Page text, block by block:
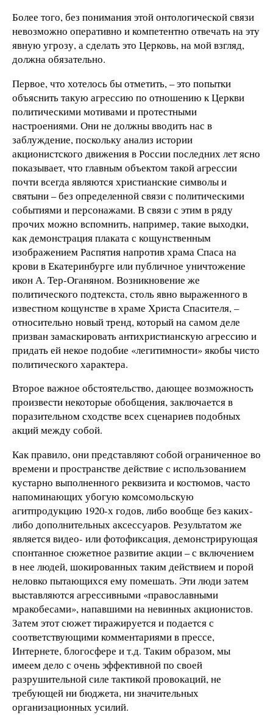
Более того, без понимания этой онтологической связи
невозможно оперативно и компетентно отвечать на эту
явную угрозу, а сделать это Церковь, на мой взгляд,
должна обязательно.
Первое, что хотелось бы отметить, – это попытки
объяснить такую агрессию по отношению к Церкви
политическими мотивами и протестными
настроениями. Они не должны вводить нас в
заблуждение, поскольку анализ истории
акционистского движения в России последних лет ясно
показывает, что главным объектом такой агрессии
почти всегда являются христианские символы и
святыни – без определенной связи с политическими
событиями и персонажами. В связи с этим в ряду
прочих можно вспомнить, например, такие выходки,
как демонстрация плаката с кощунственным
изображением Распятия напротив храма Спаса на
крови в Екатеринбурге или публичное уничтожение
икон А. Тер-Оганяном. Возникновение же
политического подтекста, столь явно выраженного в
известном кощунстве в храме Христа Спасителя, –
относительно новый тренд, который на самом деле
призван замаскировать антихристианскую агрессию и
придать ей некое подобие «легитимности» якобы чисто
политического характера.
Второе важное обстоятельство, дающее возможность
произвести некоторые обобщения, заключается в
поразительном сходстве всех сценариев подобных
акций между собой.
Как правило, они представляют собой ограниченное во
времени и пространстве действие с использованием
кустарно выполненного реквизита и костюмов, часто
напоминающих убогую комсомольскую
агитпродукцию 1920-х годов, либо вообще без каких-
либо дополнительных аксессуаров. Результатом же
является видео- или фотофиксация, демонстрирующая
спонтанное сюжетное развитие акции – с включением
в нее людей, шокированных таким действием и порой
неловко пытающихся ему помешать. Эти люди затем
выставляются агрессивными «православными
мракобесами», напавшими на невинных акционистов.
Затем этот сюжет тиражируется и подается с
соответствующими комментариями в прессе,
Интернете, блогосфере и т.д. Таким образом, мы
имеем дело с очень эффективной по своей
разрушительной силе тактикой провокаций, не
требующей ни бюджета, ни значительных
организационных усилий.